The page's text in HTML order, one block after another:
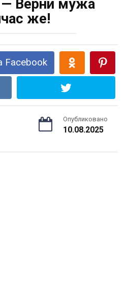
— Верни мужа
же!
Facebook
Опубликовано
10.08.2025